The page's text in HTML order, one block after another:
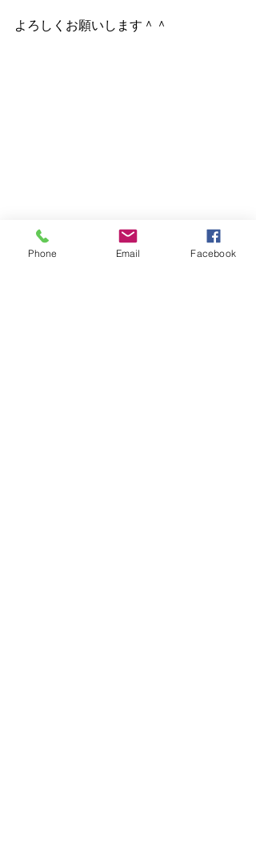
よろしくお願いします＾＾
Phone Email Facebook